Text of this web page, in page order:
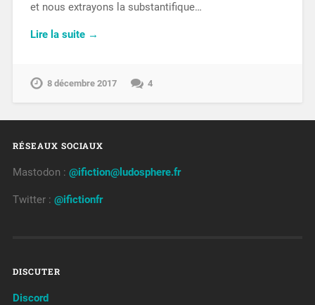
et nous extrayons la substantifique…
Lire la suite →
8 décembre 2017 4
RÉSEAUX SOCIAUX
Mastodon : @ifiction@ludosphere.fr
Twitter : @ifictionfr
DISCUTER
Discord